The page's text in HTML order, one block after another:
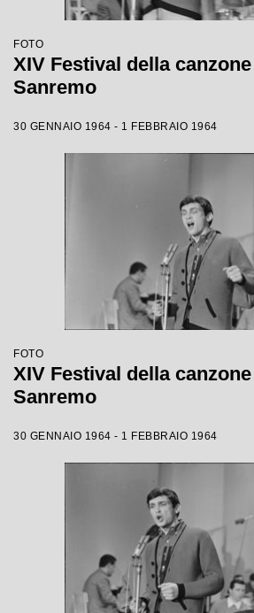
FOTO
XIV Festival della
Sanremo
30 GENNAIO 1964 - 1 FEBBRAIO 1964
FOTO
XIV Festival della
Sanremo
30 GENNAIO 1964 - 1 FEBBRAIO 1964